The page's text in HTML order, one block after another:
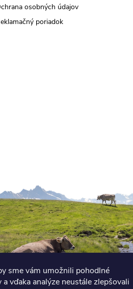
sme vám umožnili pohodlné
vďaka analýze neustále zlepšovali
osobných údajov
poriadok